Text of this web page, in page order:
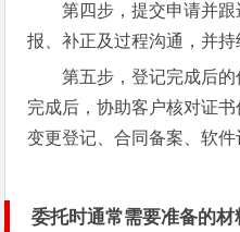
第四步，提交申请并
报、补正及过程沟通，并持
第五步，登记完成后
完成后，协助客户核对证
变更登记、合同备案、软件
委托时通常需要准备的材